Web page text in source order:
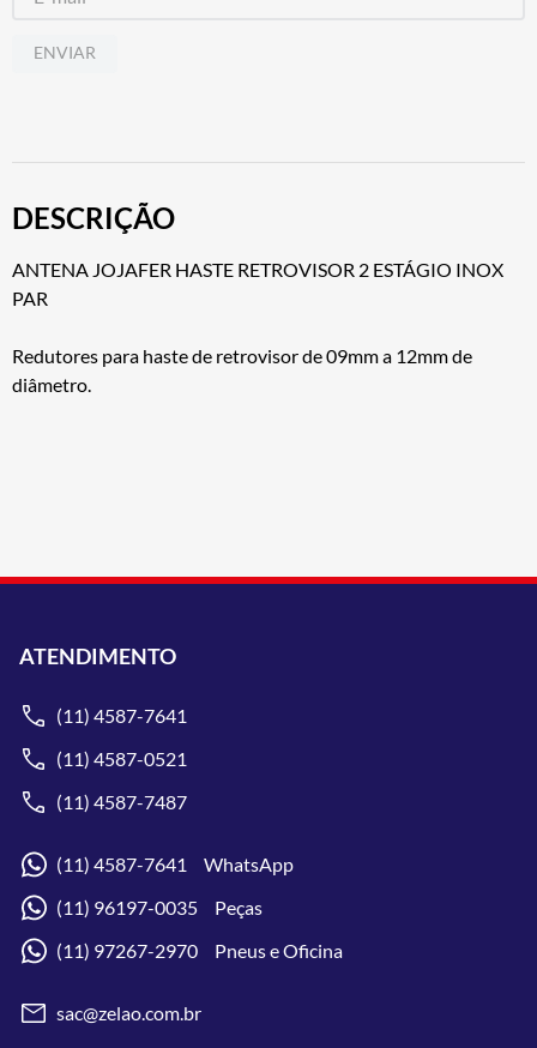
ENVIAR
DESCRIÇÃO
ANTENA JOJAFER HASTE RETROVISOR 2 ESTÁGIO INOX
PAR
Redutores para haste de retrovisor de 09mm a 12mm de
diâmetro.
ATENDIMENTO
(11) 4587-7641
(11) 4587-0521
(11) 4587-7487
(11) 4587-7641 WhatsApp
(11) 96197-0035 Peças
(11) 97267-2970 Pneus e Oficina
sac@zelao.com.br